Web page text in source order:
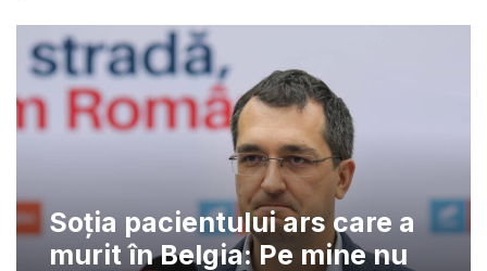
Soţia pacientului ars care a
murit în Belgia: Pe mine nu